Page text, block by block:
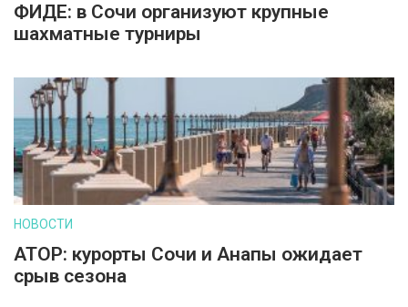
ФИДЕ: в Сочи организуют крупные
шахматные турниры
НОВОСТИ
АТОР: курорты Сочи и Анапы ожидает
срыв сезона